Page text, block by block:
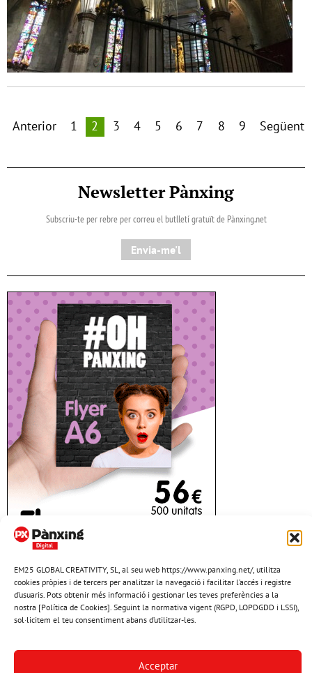
EM25 GLOBAL CREATIVITY, SL, al seu web https://www.panxing.net/, utilitza
cookies pròpies i de tercers per analitzar la navegació i facilitar l’accés i registre
d’usuaris. Pots obtenir més informació i gestionar les teves preferències a la
nostra [Política de Cookies]. Seguint la normativa vigent (RGPD, LOPDGDD i LSSI),
sol·licitem el teu consentiment abans d’utilitzar-les.
Acceptar
Anterior 1 2 3 4 5 6 7 8 9 Següent
Newsletter Pànxing
Subscriu-te per rebre per correu el butlletí gratuït de Pànxing.net​
Envia-me'l